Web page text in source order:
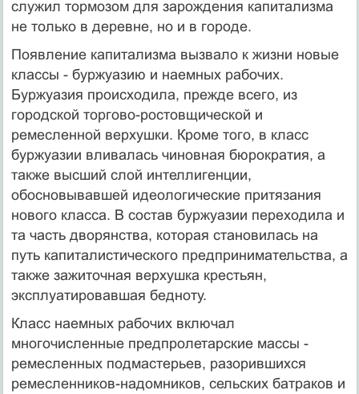
служил тормозом для зарождения капитализма
не только в деревне, но и в городе.
Появление капитализма вызвало к жизни новые
классы - буржуазию и наемных рабочих.
Буржуазия происходила, прежде всего, из
городской торгово-ростовщической и
ремесленной верхушки. Кроме того, в класс
буржуазии вливалась чиновная бюрократия, а
также высший слой интеллигенции,
обосновывавшей идеологические притязания
нового класса. В состав буржуазии переходила и
та часть дворянства, которая становилась на
путь капиталистического предпринимательства, а
также зажиточная верхушка крестьян,
эксплуатировавшая бедноту.
Класс наемных рабочих включал
многочисленные предпролетарские массы -
ремесленных подмастерьев, разорившихся
ремесленников-надомников, сельских батраков и